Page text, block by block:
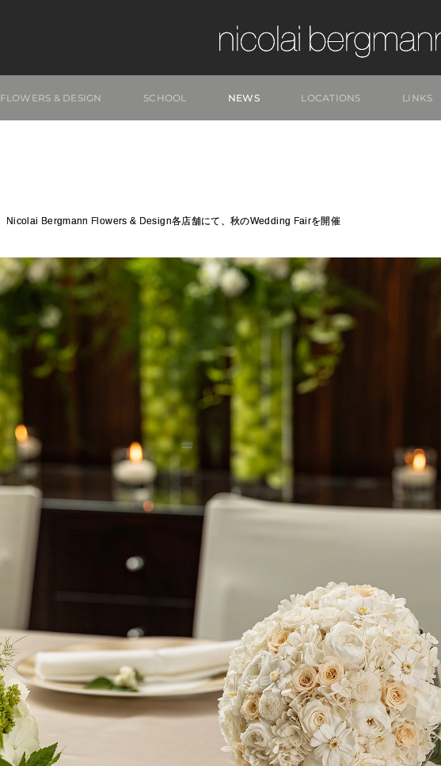
FLOWERS & DESIGN SCHOOL NEWS LOCATIONS LINKS
Nicolai Bergmann Flowers & Design各店舗にて、秋のWedding Fairを開催